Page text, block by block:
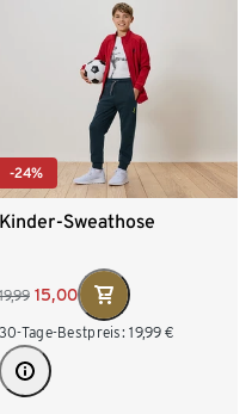
-24%
Kinder-Sweathose
19,99 15,00
30-Tage-Bestpreis: 19,99 €